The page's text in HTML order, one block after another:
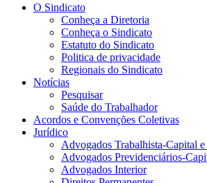
O Sindicato
Conheça a Diretoria
Conheça o Sindicato
Estatuto do Sindicato
Politica de privacidade
Regionais do Sindicato
Notícias
Pesquisar
Saúde do Trabalhador
Acordos e Convenções Coletivas
Jurídico
Advogados Trabalhista-Capital
Advogados Previdenciários-
Advogados Interior